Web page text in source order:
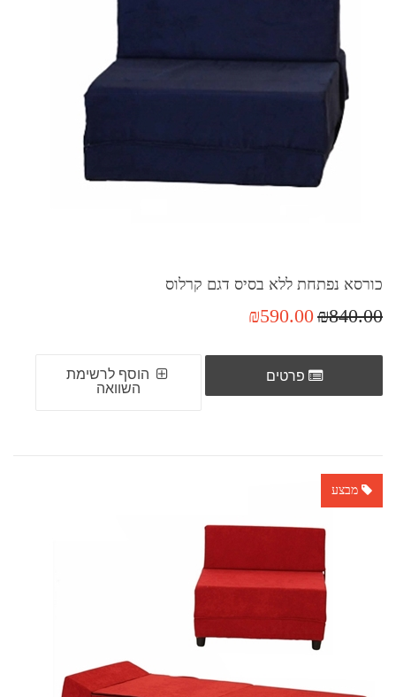
כורסא נפתחת ללא בסיס דגם קרלוס
₪840.00
₪590.00
פרטים
הוסף לרשימת
השוואה
מבצע